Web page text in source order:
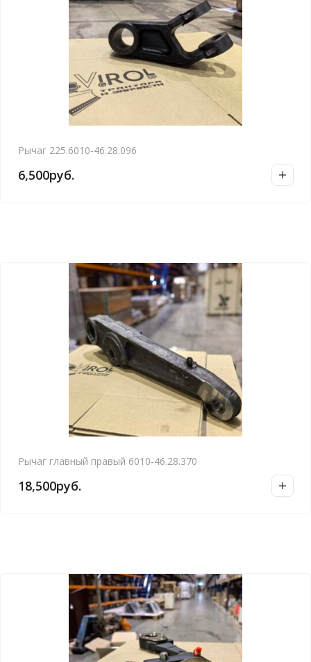
Рычаг 225.6010-46.28.096
6,500руб.
Рычаг главный правый 6010-46.28.370
18,500руб.